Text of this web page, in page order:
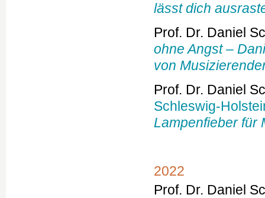
lässt dich
Prof. Dr. Daniel
ohne Angst –
von
Prof. Dr. Daniel
Schleswig-
Lampenfieber für
2022
Prof. Dr. Daniel